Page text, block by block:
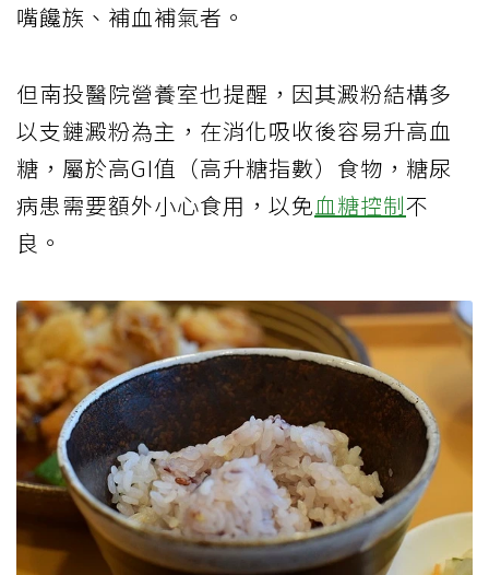
嘴饞族、補血補氣者。
但南投醫院營養室也提醒，因其澱粉結構多
以支鏈澱粉為主，在消化吸收後容易升高血
糖，屬於高GI值（高升糖指數）食物，糖尿
病患需要額外小心食用，以免血糖控制不
良。